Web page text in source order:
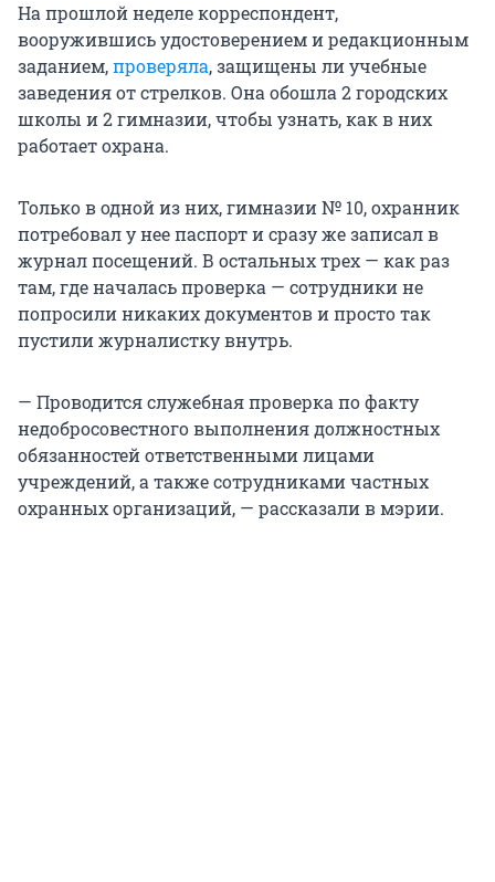
На прошлой неделе корреспондент,
вооружившись удостоверением и редакционным
заданием,проверяла, защищены ли учебные
заведения от стрелков. Она обошла 2 городских
школы и 2 гимназии, чтобы узнать, как в них
работает охрана.
Только в одной из них, гимназии № 10, охранник
потребовал у нее паспорт и сразу же записал в
журнал посещений. В остальных трех — как раз
там, где началась проверка — сотрудники не
попросили никаких документов и просто так
пустили журналистку внутрь.
— Проводится служебная проверка по факту
недобросовестного выполнения должностных
обязанностей ответственными лицами
учреждений, а также сотрудниками частных
охранных организаций, — рассказали в мэрии.